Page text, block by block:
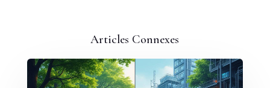
Articles Connexes